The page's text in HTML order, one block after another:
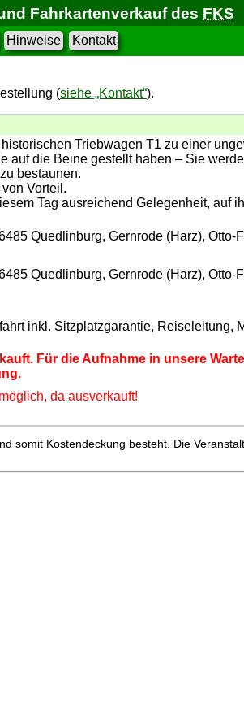
Fahrkartenverkauf des FKS
Hinweise Kontakt
(siehe „Kontakt“).
Triebwagen T1 zu einer
auf die Beine gestellt haben – Sie
bestaunen.
Vorteil.
Tag ausreichend Gelegenheit, auf
Quedlinburg, Gernrode (Harz), Otto-
Quedlinburg, Gernrode (Harz), Otto-
inkl. Sitzplatzgarantie, Reiseleitung,
Für die Aufnahme in unsere
da ausverkauft!
somit Kosten­deckung besteht. Die